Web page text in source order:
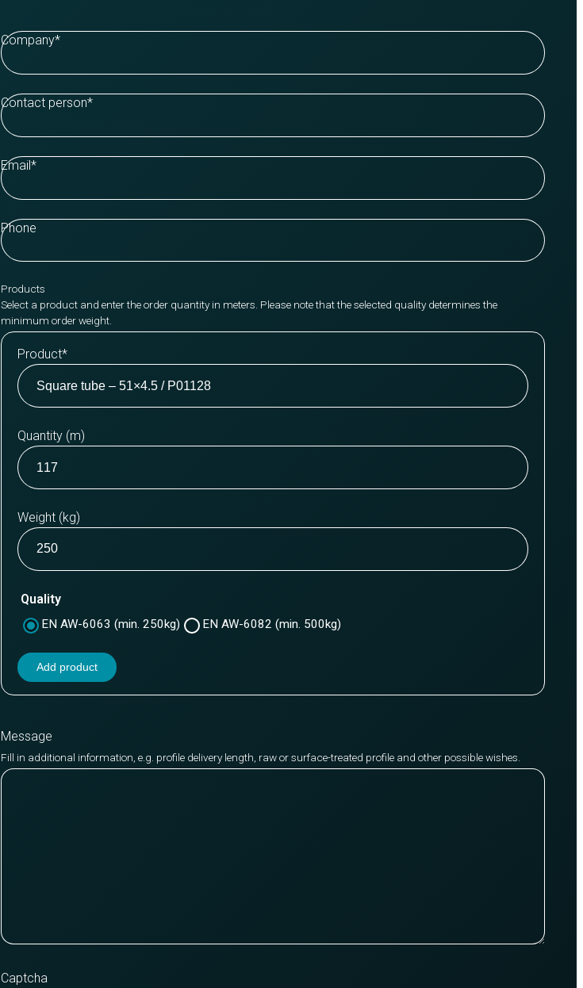
Company*
Contact person*
Email*
Phone
Products
Select a product and enter the order quantity in meters. Please note that the selected quality determines the
minimum order weight.
Product*
Quantity (m)
Weight (kg)
Quality
EN AW-6063 (min. 250kg) EN AW-6082 (min. 500kg)
Add product
Message
Fill in additional information, e.g. profile delivery length, raw or surface-treated profile and other possible wishes.
Captcha